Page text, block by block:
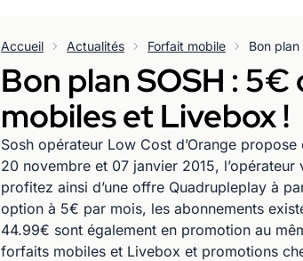
Accueil Actualités Forfait mobile
Bon plan SOSH :
mobiles et Livebox !
Sosh opérateur Low Cost d’Orange
20 novembre et 07 janvier 2015,
profitez ainsi d’une offre Quadrupleplay à
option à 5€ par mois, les abonnements
44.99€ sont également en promotion au
forfaits mobiles et Livebox et promotions